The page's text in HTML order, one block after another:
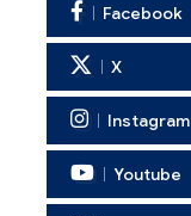
Facebook
X
Instagram
Youtube